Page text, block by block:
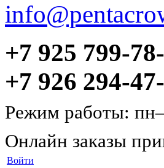
+7 925 799-
+7 926 294-
Режим работы:
Онлайн заказы
Войти